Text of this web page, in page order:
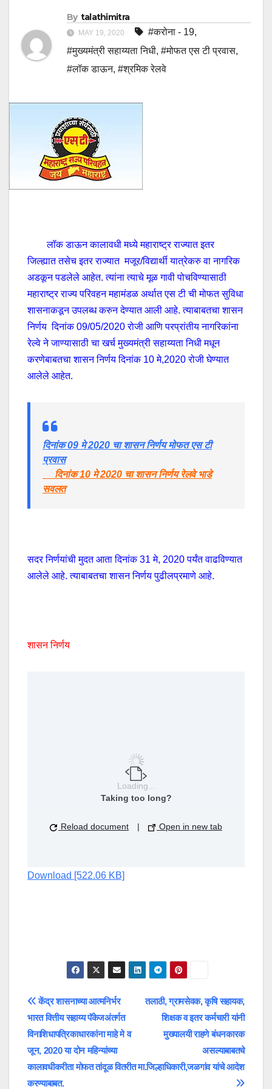
By talathimitra
MAY 19, 2020 #करोना - 19,
#मुख्यमंत्री सहाय्यता निधी, #मोफत एस टी प्रवास,
#लॉक डाऊन, #श्रमिक रेलवे
लॉक डाऊन कालावधी मध्ये महाराष्ट्र राज्यात इतर
जिल्ह्यात तसेच इतर राज्यात मजूर/विद्यार्थी यात्रेकरु वा नागरिक
अडकून पडलेले आहेत. त्यांना त्याचे मूळ गावी पोचविण्यासाठी
महाराष्ट्र राज्य परिवहन महामंडळ अर्थात एस टी ची मोफत सुविधा
शासनाकडून उपलब्ध करुन देण्यात आली आहे. त्याबाबतचा शासन
निर्णय दिनांक 09/05/2020 रोजी आणि परप्रांतीय नागरिकांना
रेल्वे ने जाण्यासाठी चा खर्च मुख्यमंत्री सहाय्यता निधी मधून
करणेबाबतचा शासन निर्णय दिनांक 10 मे,2020 रोजी घेण्यात
आलेले आहेत.
दिनांक 09 मे 2020 चा शासन निर्णय मोफत एस टी
प्रवास
दिनांक 10 मे 2020 चा शासन निर्णय रेलवे भाडे
सवलत
सदर निर्णयांची मुदत आता दिनांक 31 मे, 2020 पर्यंत वाढविण्यात
आलेले आहे. त्याबाबतचा शासन निर्णय पुढीलप्रमाणे आहे.
शासन निर्णय
Loading...
Taking too long?
Reload document | Open in new tab
Download [522.06 KB]
Post
navigation
तलाठी, ग्रामसेवक, कृषि सहायक,
शिक्षक व इतर कर्मचारी यांनी
मुख्यालयी राहणे बंधनकारक
असल्याबाबतचे
मा.जिल्हाधिकारी,जळगांव यांचे आदेश
केंद्र शासनाच्या आत्मनिर्भर
भारत वित्तीय सहाय्य पॅकेजअंतर्गत
विनाशिधापत्रिकाधारकांना माहे मे व
जून, 2020 या दोन महिन्यांच्या
कालावधीकरीता मोफत तांदूळ वितरीत
करण्याबाबत.